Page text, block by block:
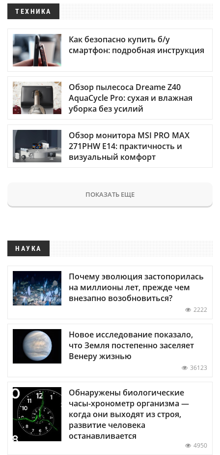
ТЕХНИКА
Как безопасно купить б/у
смартфон: подробная инструкция
Обзор пылесоса Dreame Z40
AquaCycle Pro: сухая и влажная
уборка без усилий
Обзор монитора MSI PRO MAX
271PHW E14: практичность и
визуальный комфорт
ПОКАЗАТЬ ЕЩЕ
НАУКА
Почему эволюция застопорилась
на миллионы лет, прежде чем
внезапно возобновиться?
2222
Новое исследование показало,
что Земля постепенно заселяет
Венеру жизнью
36123
Обнаружены биологические
часы-хронометр организма —
когда они выходят из строя,
развитие человека
останавливается
4950